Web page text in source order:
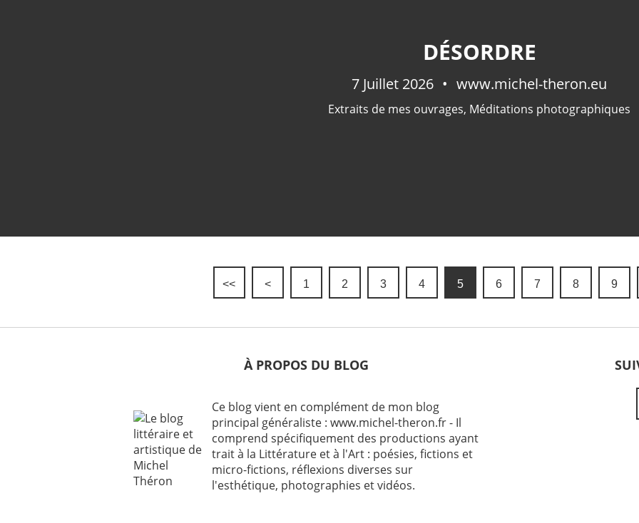
DÉSORDRE
7 Juillet 2026 www.michel-theron.eu
Extraits de mes ouvrages, Méditations photographiques
<< < 1 2 3 4 5 6 7 8 9
À PROPOS DU BLOG
Ce blog vient en complément de mon blog
principal généraliste : www.michel-theron.fr - Il
comprend spécifiquement des productions ayant
trait à la Littérature et à l'Art : poésies, fictions et
micro-fictions, réflexions diverses sur
l'esthétique, photographies et vidéos.